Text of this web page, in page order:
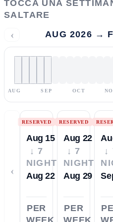
TOCCA UNA
SALTARE
‹ AUG 2026 →
AUG SEP OCT
‹
RESERVED
Aug 15
↓ 7
NIGHTS
Aug 22
PER
WEEK
RESERVED
Aug 22
↓ 7
NIGHTS
Aug 29
PER
WEEK
↓